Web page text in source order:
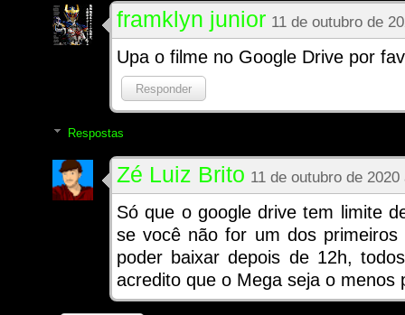
framklyn junior 11 de outubro de
Upa o filme no Google Drive por
Responder
Respostas
Zé Luiz Brito 11 de outubro de 2020
Só que o google drive tem limite
se você não for um dos
poder baixar depois de 12h,
acredito que o Mega seja o menos